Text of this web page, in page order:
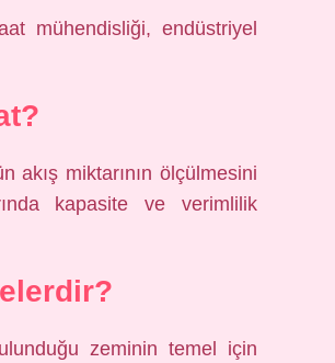
mühendisliği, endüstriyel
akış miktarının ölçülmesini
kapasite ve verimlilik
zeminin temel için